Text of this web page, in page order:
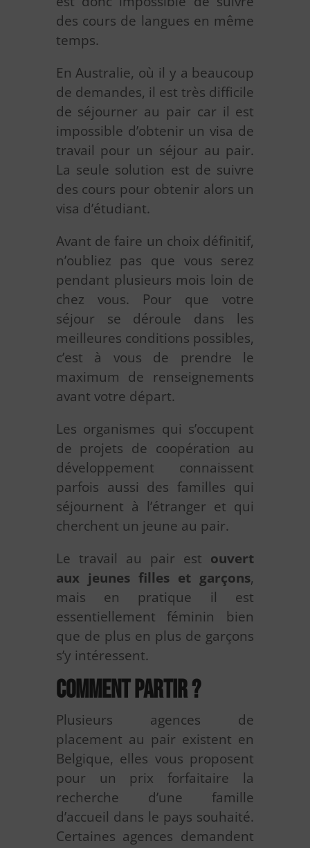
des cours de langues en même
temps.
En Australie, où il y a beaucoup
de demandes, il est très difficile
de séjourner au pair car il est
impossible d’obtenir un visa de
travail pour un séjour au pair.
La seule solution est de suivre
des cours pour obtenir alors un
visa d’étudiant.
Avant de faire un choix définitif,
n’oubliez pas que vous serez
pendant plusieurs mois loin de
chez vous. Pour que votre
séjour se déroule dans les
meilleures conditions possibles,
c’est à vous de prendre le
maximum de renseignements
avant votre départ.
Les organismes qui s’occupent
de projets de coopération au
développement connaissent
parfois aussi des familles qui
séjournent à l’étranger et qui
cherchent un jeune au pair.
Le travail au pair est ouvert
aux jeunes filles et garçons,
mais en pratique il est
essentiellement féminin bien
que de plus en plus de garçons
s’y intéressent.
Comment partir ?
Plusieurs agences de
placement au pair existent en
Belgique, elles vous proposent
pour un prix forfaitaire la
recherche d’une famille
d’accueil dans le pays souhaité.
Certaines agences demandent